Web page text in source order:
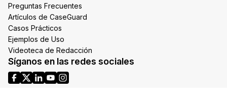
Preguntas Frecuentes
Artículos de CaseGuard
Casos Prácticos
Ejemplos de Uso
Videoteca de Redacción
Síganos en las redes sociales